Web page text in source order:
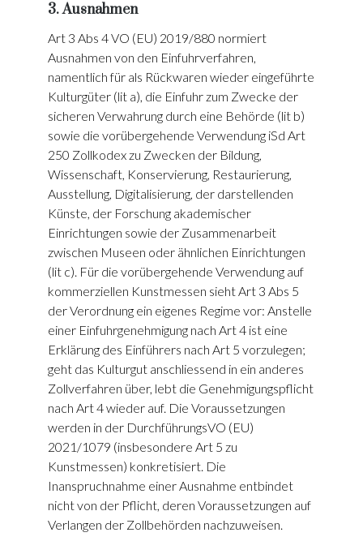
3. Ausnahmen
Art 3 Abs 4 VO (EU) 2019/880 normiert
Ausnahmen von den Einfuhrverfahren,
namentlich für als Rückwaren wieder eingeführte
Kulturgüter (lit a), die Einfuhr zum Zwecke der
sicheren Verwahrung durch eine Behörde (lit b)
sowie die vorübergehende Verwendung iSd Art
250 Zollkodex zu Zwecken der Bildung,
Wissenschaft, Konservierung, Restaurierung,
Ausstellung, Digitalisierung, der darstellenden
Künste, der Forschung akademischer
Einrichtungen sowie der Zusammenarbeit
zwischen Museen oder ähnlichen Einrichtungen
(lit c). Für die vorübergehende Verwendung auf
kommerziellen Kunstmessen sieht Art 3 Abs 5
der Verordnung ein eigenes Regime vor: Anstelle
einer Einfuhrgenehmigung nach Art 4 ist eine
Erklärung des Einführers nach Art 5 vorzulegen;
geht das Kulturgut anschliessend in ein anderes
Zollverfahren über, lebt die Genehmigungspflicht
nach Art 4 wieder auf. Die Voraussetzungen
werden in der DurchführungsVO (EU)
2021/1079 (insbesondere Art 5 zu
Kunstmessen) konkretisiert. Die
Inanspruchnahme einer Ausnahme entbindet
nicht von der Pflicht, deren Voraussetzungen auf
Verlangen der Zollbehörden nachzuweisen.